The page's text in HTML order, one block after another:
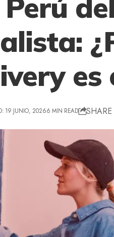
es
19 JUNIO, 20266 MIN READ SHARE